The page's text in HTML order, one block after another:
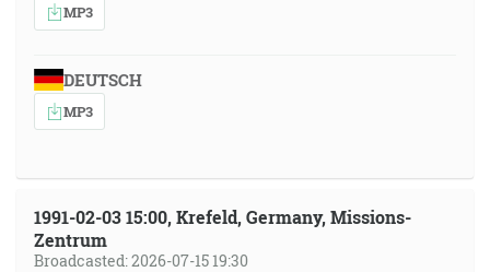
MP3
DEUTSCH
MP3
1991-02-03 15:00, Krefeld, Germany, Missions-
Zentrum
Broadcasted: 2026-07-15 19:30